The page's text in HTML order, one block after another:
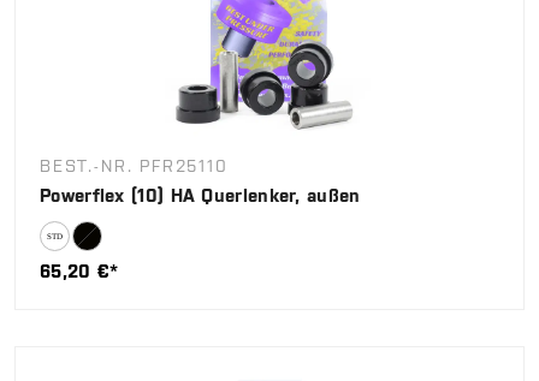
BEST.-NR. PFR25110
Powerflex (10) HA Querlenker, außen
65,20 €*